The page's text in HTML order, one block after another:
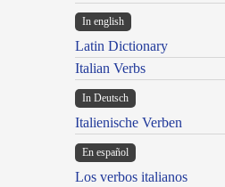
In english
Latin Dictionary
Italian Verbs
In Deutsch
Italienische Verben
En español
Los verbos italianos